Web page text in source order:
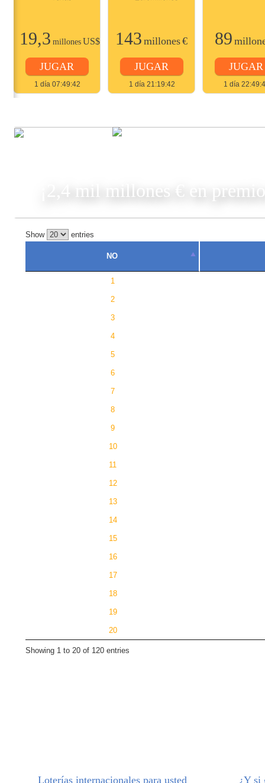
19,3 millones US$
JUGAR
1 día 07:49:42
143 millones€
JUGAR
1 día 21:19:42
89
JUGAR
1 día
¡2,4 mil millones € en
Show entries
NO
1
2
3
4
5
6
7
8
9
10
11
12
13
14
15
16
17
18
19
20
Showing 1 to 20 of 120 entries
Loterías internacionales para usted ¿Y si